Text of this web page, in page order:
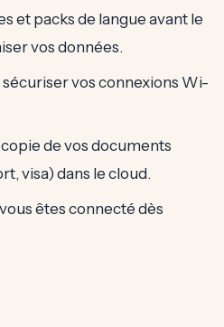
et packs de langue avant le
vos données.
vos connexions Wi-
de vos documents
visa) dans le cloud.
êtes connecté dès